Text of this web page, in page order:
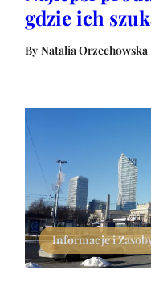
gdzie ich
By Natalia Orzechowska
Informacje i